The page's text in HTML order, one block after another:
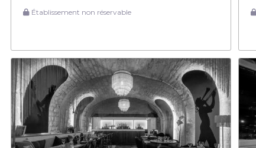
Établissement non réservable